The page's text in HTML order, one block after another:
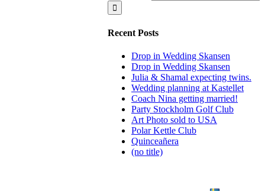
Recent Posts
Drop in Wedding Skansen
Drop in Wedding Skansen
Julia & Shamal expecting twins.
Wedding planning at Kastellet
Coach Nina getting married!
Party Stockholm Golf Club
Art Photo sold to USA
Polar Kettle Club
Quinceañera
(no title)